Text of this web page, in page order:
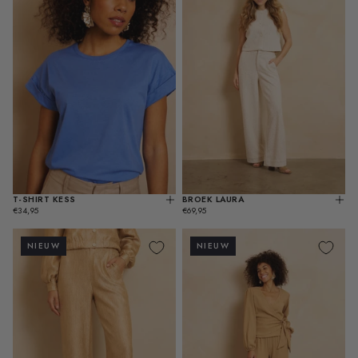
T-SHIRT KESS KIES
OPTIES
REGULIERE
€34,95
BROEK LAURA KIES
REGULIERE
€69,95
NIEUW NIEUW